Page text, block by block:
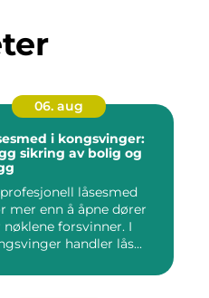
06. aug
i kongsvinger:
sikring av bolig og
låsesmed
mer enn å åpne dører
nøklene forsvinner. I
handler lås...